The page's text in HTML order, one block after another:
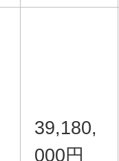
39,180,
000円